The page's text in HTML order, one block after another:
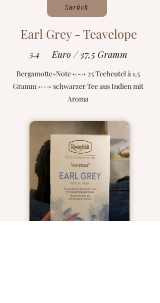
Zurück
Earl Grey - Teavelope
5.4 Euro / 37,5 Gramm
Bergamotte-Note <---> 25 Teebeutel à 1,5
Gramm <---> schwarzer Tee aus Indien mit
Aroma